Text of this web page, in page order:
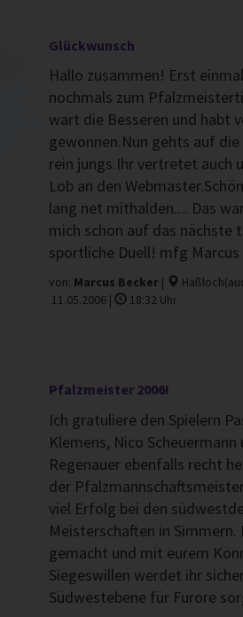
Glückwunsch
Hallo zusammen! Erst
nochmals zum
wart die Besseren und habt
gewonnen.Nun gehts auf
rein jungs.Ihr vertretet auch
Lob an den
lang net mithalden.... Das
mich schon auf das nächste
sportliche Duell! mfg Marcus
von: Marcus Becker |
11.05.2006 |
18:32 Uhr
Pfalzmeister 2006!
Ich gratuliere den Spielern
Klemens, Nico Scheuermann
Regenauer ebenfalls recht
der
viel Erfolg bei den
Meisterschaften in Simmern.
gemacht und mit eurem
Siegeswillen werdet ihr
Südwestebene für Furore